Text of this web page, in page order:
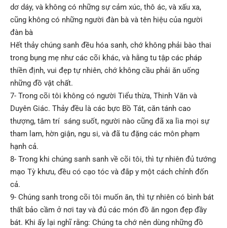
dơ dáy, và không có những sự cảm xúc, thô ác, và xấu xa,
cũng không có những người đàn bà và tên hiệu của người
đàn bà
Hết thảy chúng sanh đều hóa sanh, chớ không phải bào thai
trong bụng mẹ như các cõi khác, và hằng tu tập các pháp
thiền định, vui đẹp tự nhiên, chớ không cầu phải ăn uống
những đồ vật chất.
7- Trong cõi tôi không có người Tiểu thừa, Thinh Văn và
Duyên Giác. Thảy đều là các bực Bồ Tát, căn tánh cao
thượng, tâm trí sáng suốt, người nào cũng đã xa lìa mọi sự
tham lam, hờn giận, ngu si, và đã tu đặng các môn phạm
hạnh cả.
8- Trong khi chúng sanh sanh về cõi tôi, thì tự nhiên đủ tướng
mạo Tỳ khưu, đều có cạo tóc và đắp y một cách chỉnh đốn
cả.
9- Chúng sanh trong cõi tôi muốn ăn, thì tự nhiên có bình bát
thất bảo cầm ở nơi tay và đủ các món đồ ăn ngon đẹp đầy
bát. Khi ấy lại nghĩ rằng: Chúng ta chớ nên dùng những đồ